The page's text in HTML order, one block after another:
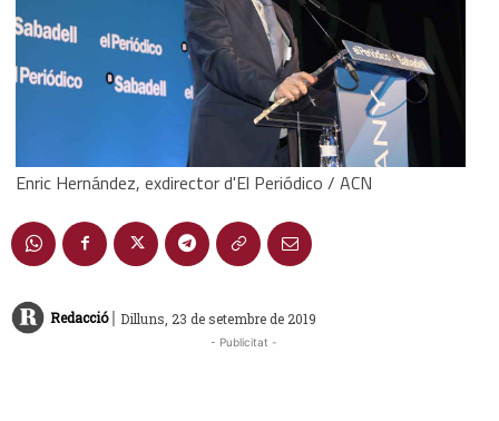
Enric Hernández, exdirector d'El Periódico / ACN
Redacció | Dilluns, 23 de setembre de 2019
- Publicitat -